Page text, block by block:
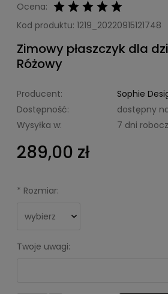
Ocena:
Kod produktu: 1219_20220915121748
Zimowy płaszczyk dla
Różowy
Producent:
Sophie
Dostępność:
dostępny
Wysyłka w:
7 dni
289,00 zł
* Rozmiar:
Twoje uwagi: